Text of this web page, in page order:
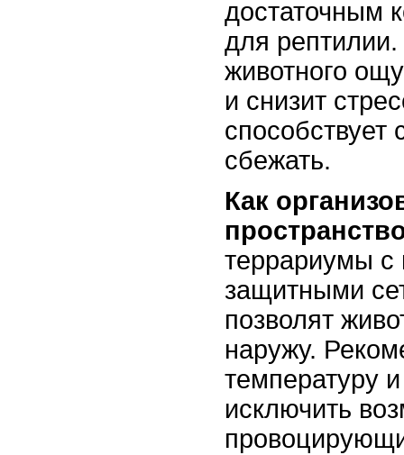
достаточным
для рептилии.
животного
и снизит
сбежать.
Как
террариумы с
защитными
позволят
наружу.
температуру
исключить